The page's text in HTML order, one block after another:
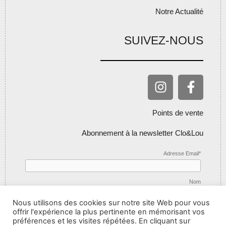
Notre Actualité
SUIVEZ-NOUS
Points de vente
Abonnement à la newsletter Clo&Lou
Adresse Email*
Nom
Nous utilisons des cookies sur notre site Web pour vous
offrir l'expérience la plus pertinente en mémorisant vos
préférences et les visites répétées. En cliquant sur